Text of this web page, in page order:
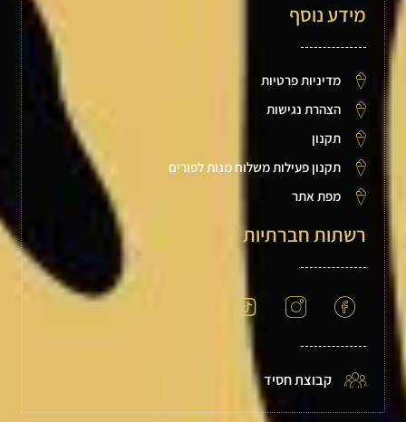
מידע נוסף
מדיניות פרטיות
הצהרת נגישות
תקנון
תקנון פעילות משלוח מנות לפורים
מפת אתר
רשתות חברתיות
קבוצת חסיד